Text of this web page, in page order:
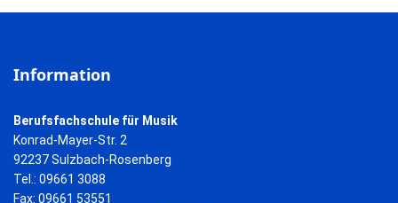
Information
Berufsfachschule für Musik
Konrad-Mayer-Str. 2
92237 Sulzbach-Rosenberg
Tel.: 09661 3088
Fax: 09661 53551